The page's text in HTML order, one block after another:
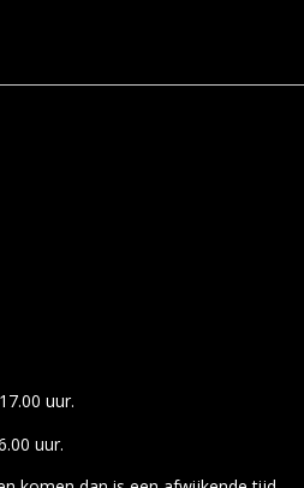
uur.
uur.